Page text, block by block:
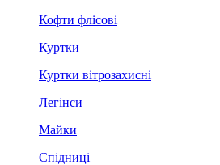
Кофти флісові
Куртки
Куртки вітрозахисні
Легінси
Майки
Спідниці